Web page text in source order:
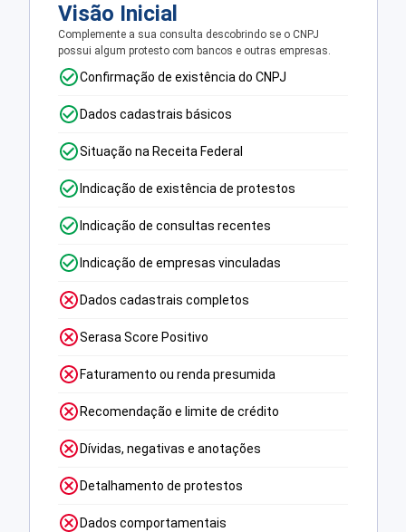
Visão Inicial
Complemente a sua consulta descobrindo se o CNPJ
possui algum protesto com bancos e outras empresas.
Confirmação de existência do CNPJ
Dados cadastrais básicos
Situação na Receita Federal
Indicação de existência de protestos
Indicação de consultas recentes
Indicação de empresas vinculadas
Dados cadastrais completos
Serasa Score Positivo
Faturamento ou renda presumida
Recomendação e limite de crédito
Dívidas, negativas e anotações
Detalhamento de protestos
Dados comportamentais